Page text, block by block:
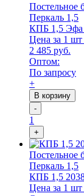
Постельное
Перкаль 1,5
КПБ 1,5 Эфа
Цена за 1 шт
2 485 руб.
Оптом:
По запросу
+
В корзину
-
1
+
Постельное
Перкаль 1,5
КПБ 1,5
Цена за 1 шт